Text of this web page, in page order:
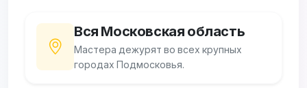
Вся Московская область
Мастера дежурят во всех крупных
городах Подмосковья.